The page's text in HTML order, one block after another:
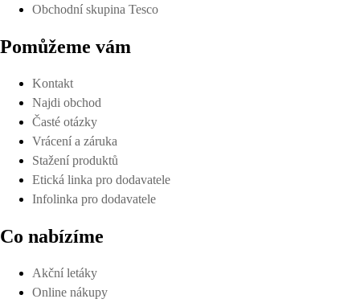
Obchodní skupina Tesco
Pomůžeme vám
Kontakt
Najdi obchod
Časté otázky
Vrácení a záruka
Stažení produktů
Etická linka pro dodavatele
Infolinka pro dodavatele
Co nabízíme
Akční letáky
Online nákupy